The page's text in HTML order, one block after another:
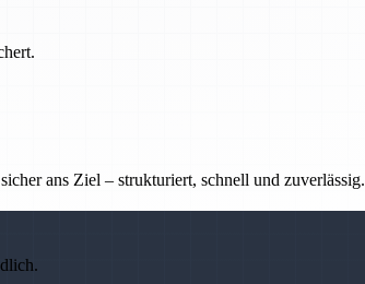
ans Ziel – strukturiert, schnell und zuverlässig.